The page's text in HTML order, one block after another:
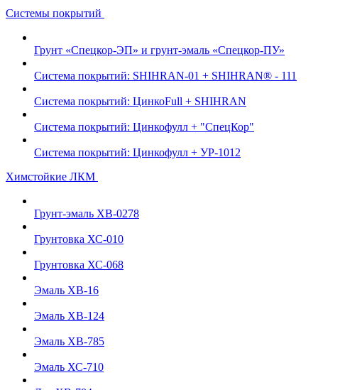
Системы покрытий
Грунт «Спецкор-ЭП» и грунт-эмаль «Спецкор-ПУ»
Система покрытий: SHIHRAN-01 + SHIHRAN® - 111
Система покрытий: ЦинкоFull + SHIHRAN
Система покрытий: Цинкофулл + "СпецКор"
Система покрытий: Цинкофулл + УР-1012
Химстойкие ЛКМ
Грунт-эмаль ХВ-0278
Грунтовка ХС-010
Грунтовка ХС-068
Эмаль ХВ-16
Эмаль ХВ-124
Эмаль ХВ-785
Эмаль ХС-710